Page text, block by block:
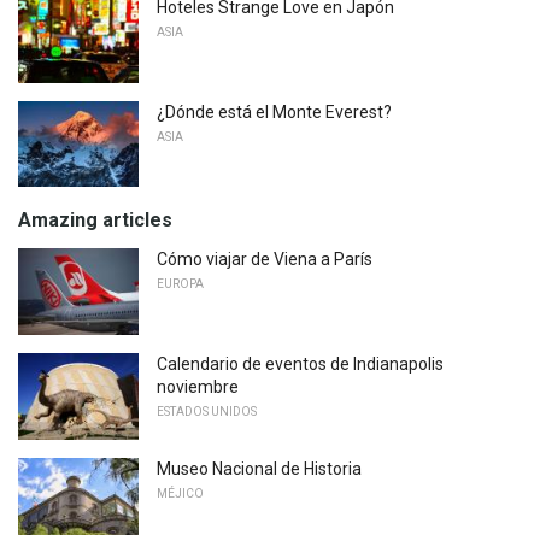
Hoteles Strange Love en Japón
ASIA
¿Dónde está el Monte Everest?
ASIA
Amazing articles
Cómo viajar de Viena a París
EUROPA
Calendario de eventos de Indianapolis
noviembre
ESTADOS UNIDOS
Museo Nacional de Historia
MÉJICO